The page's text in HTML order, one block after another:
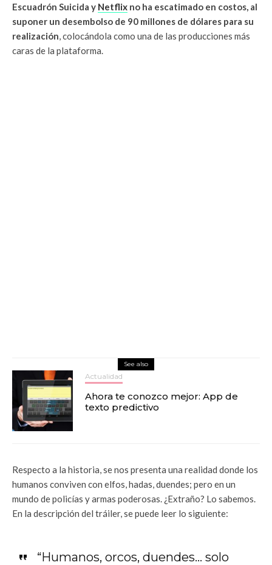
Escuadrón Suicida y Netflix no ha escatimado en costos, al
suponer un desembolso de 90 millones de dólares para su
realización, colocándola como una de las producciones más
caras de la plataforma.
See also
Actualidad
Ahora te conozco mejor: App de
texto predictivo
Respecto a la historia, se nos presenta una realidad donde los
humanos conviven con elfos, hadas, duendes; pero en un
mundo de policías y armas poderosas. ¿Extraño? Lo sabemos.
En la descripción del tráiler, se puede leer lo siguiente:
“Humanos, orcos, duendes… solo